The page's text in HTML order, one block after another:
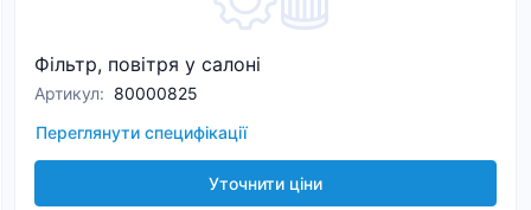
Фільтр, повітря у салоні
Артикул: 80000825
Переглянути специфікації
Уточнити ціни